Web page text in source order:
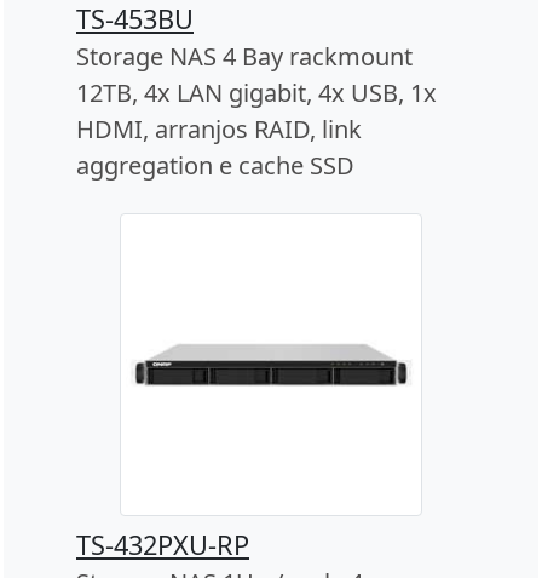
TS-453BU
Storage NAS 4 Bay rackmount
12TB, 4x LAN gigabit, 4x USB, 1x
HDMI, arranjos RAID, link
aggregation e cache SSD
TS-432PXU-RP